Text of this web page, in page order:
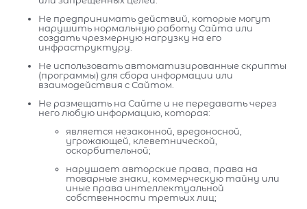
Не предпринимать действий, которые могут
нарушить нормальную работу Сайта или
создать чрезмерную нагрузку на его
инфраструктуру.
Не использовать автоматизированные скрипты
(программы) для сбора информации или
взаимодействия с Сайтом.
Не размещать на Сайте и не передавать через
него любую информацию, которая:
является незаконной, вредоносной,
угрожающей, клеветнической,
оскорбительной;
нарушает авторские права, права на
товарные знаки, коммерческую тайну или
иные права интеллектуальной
собственности третьих лиц;